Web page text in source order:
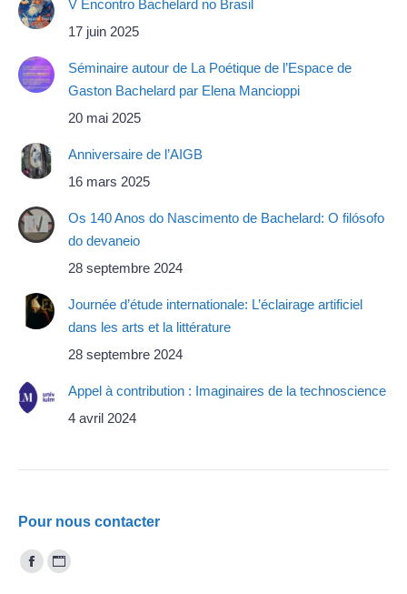
V Encontro Bachelard no Brasil
17 juin 2025
Séminaire autour de La Poétique de l’Espace de
Gaston Bachelard par Elena Mancioppi
20 mai 2025
Anniversaire de l’AIGB
16 mars 2025
Os 140 Anos do Nascimento de Bachelard: O filósofo
do devaneio
28 septembre 2024
Journée d’étude internationale: L’éclairage artificiel
dans les arts et la littérature
28 septembre 2024
Appel à contribution : Imaginaires de la technoscience
4 avril 2024
Pour nous contacter
Trouvez nous sur :
Facebook
Site